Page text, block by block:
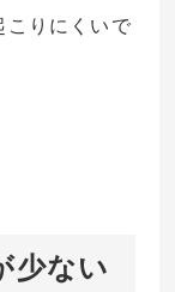
りにくいで
少ない